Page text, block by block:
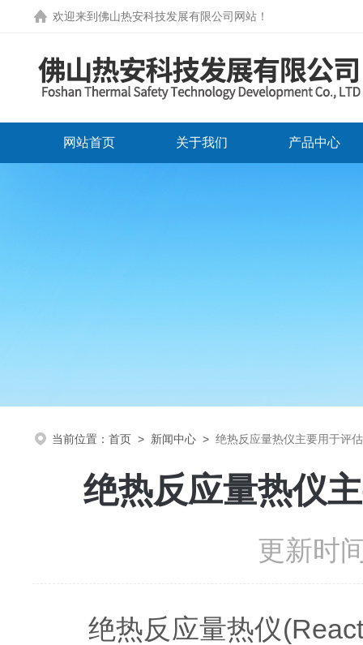
欢迎来到 佛山热安科技发展有限公司网站 ！
网站首页 关于我们 产品中心
当前位置： 首页 > 新闻中心 > 绝热反应量热仪主要用于评
绝热反应量热仪
更新时
绝热反应量热仪